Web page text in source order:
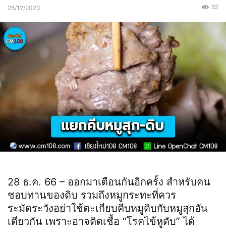
28/12/2023 62
28 ธ.ค. 66 – ออกมาเตือนกันอีกครั้ง สำหรับคน
ชอบทานของดิบ รวมถึงหมูกระทะที่ควร
ระมัดระวังอย่าใช้ตะเกียบคีบหมูดิบกับหมูสุกอัน
เดียวกัน เพราะอาจติดเชื้อ “โรคไข้หูดับ” ได้